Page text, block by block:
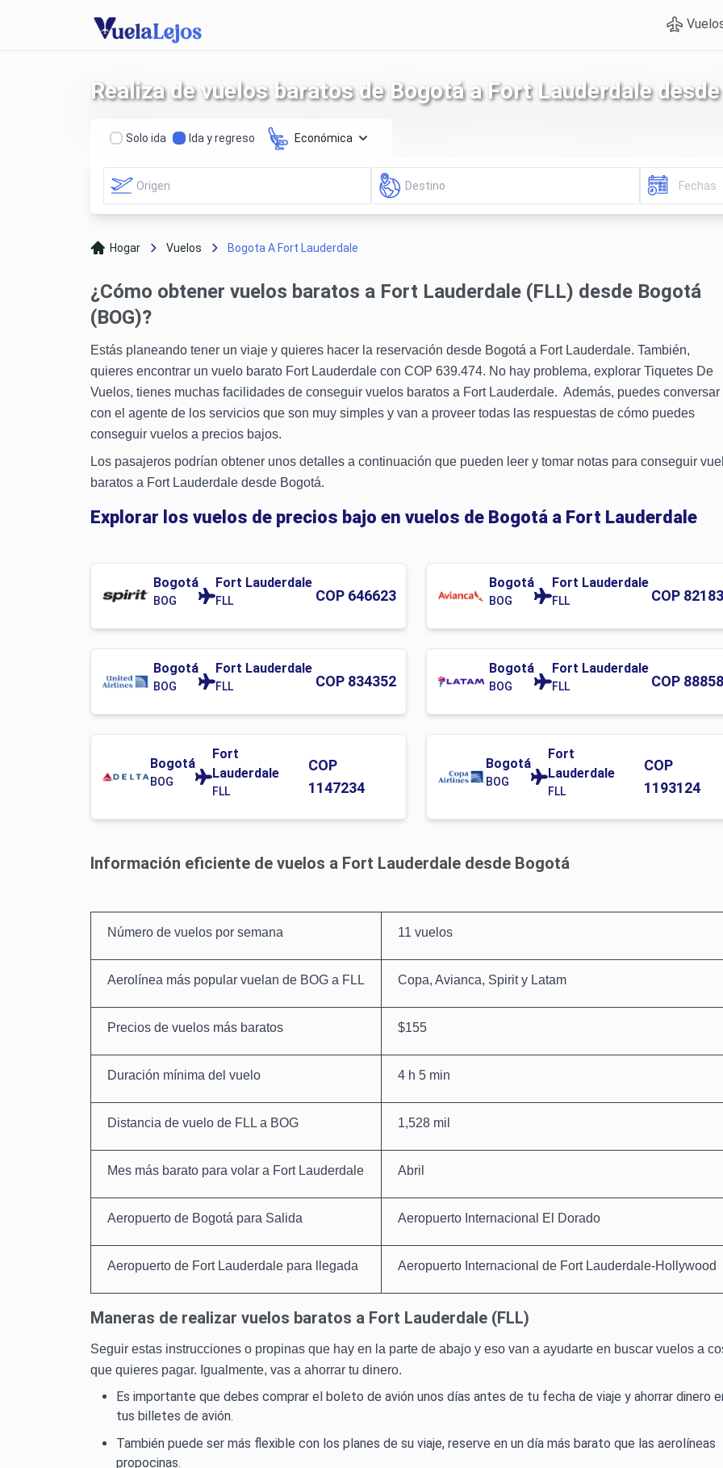
Realiza de vuelos baratos de Bogotá a Fort Lauderdale
Solo ida Ida y regreso Económica
Hogar Vuelos Bogota A Fort Lauderdale
¿Cómo obtener vuelos baratos a Fort Lauderdale (FLL) desde Bogotá
(BOG)?
Estás planeando tener un viaje y quieres hacer la reservación desde Bogotá a Fort Lauderdale. También,
quieres encontrar un vuelo barato Fort Lauderdale con COP 639.474. No hay problema, explorar Tiquetes De
Vuelos, tienes muchas facilidades de conseguir vuelos baratos a Fort Lauderdale. Además, puedes conversar
con el agente de los servicios que son muy simples y van a proveer todas las respuestas de cómo puedes
conseguir vuelos a precios bajos.
Los pasajeros podrían obtener unos detalles a continuación que pueden leer y tomar notas para conseguir
baratos a Fort Lauderdale desde Bogotá.
Explorar los vuelos de precios bajo en vuelos de Bogotá a Fort Lauderdale
Bogotá
BOG
Fort Lauderdale
FLL COP 646623
Bogotá
BOG
Fort Lauderdale
FLL COP
Bogotá
BOG
Fort Lauderdale
FLL COP 834352
Bogotá
BOG
Fort Lauderdale
FLL COP
Bogotá
BOG
Fort
Lauderdale
FLL
COP
1147234
Bogotá
BOG
Fort
Lauderdale
FLL
COP
1193124
Información eficiente de vuelos a Fort Lauderdale desde Bogotá
Número de vuelos por semana 11 vuelos
Aerolínea más popular vuelan de BOG a FLL Copa, Avianca, Spirit y Latam
Precios de vuelos más baratos $155
Duración mínima del vuelo 4 h 5 min
Distancia de vuelo de FLL a BOG 1,528 mil
Mes más barato para volar a Fort Lauderdale Abril
Aeropuerto de Bogotá para Salida Aeropuerto Internacional El Dorado
Aeropuerto de Fort Lauderdale para llegada Aeropuerto Internacional de Fort Lauderdale-Hollywood
Maneras de realizar vuelos baratos a Fort Lauderdale (FLL)
Seguir estas instrucciones o propinas que hay en la parte de abajo y eso van a ayudarte en buscar vuelos a
que quieres pagar. Igualmente, vas a ahorrar tu dinero.
Es importante que debes comprar el boleto de avión unos días antes de tu fecha de viaje y ahorrar dinero
tus billetes de avión.
También puede ser más flexible con los planes de su viaje, reserve en un día más barato que las aerolíneas
propocinas.